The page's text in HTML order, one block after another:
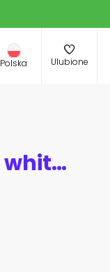
Polska Ulubione
Moose and deer on a white background